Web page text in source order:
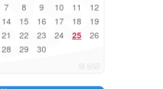
7 8 9 10 11 12
14 15 16 17 18 19
21 22 23 24 25 26
28 29 30